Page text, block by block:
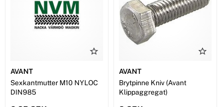
AVANT
Sexkantmutter M10 NYLOC
DIN985
AVANT
Brytpinne Kniv (Avant
Klippaggregat)